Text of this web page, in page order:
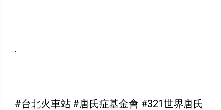
.
#台北火車站 #唐氏症基金會 #321世界唐氏